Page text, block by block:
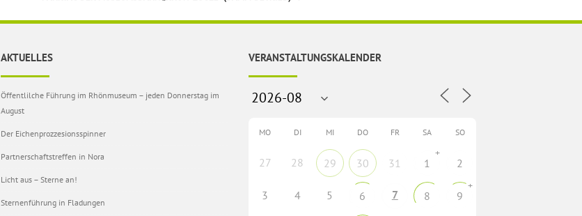
AKTUELLES
Öffentlilche Führung im Rhönmuseum – jeden Donnerstag im
August
Der Eichenprozzesionsspinner
Partnerschaftstreffen in Nora
Licht aus – Sterne an!
Sternenführung in Fladungen
VERANSTALTUNGSKALENDER
MO DI MI DO FR SA SO
27 28 29 30 31 1
+
2
3 4 5 6 7 8 9
+